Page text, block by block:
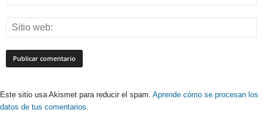
Este sitio usa Akismet para reducir el spam. Aprende cómo se procesan los
datos de tus comentarios.